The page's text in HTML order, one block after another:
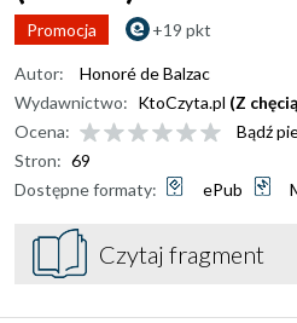
Promocja +19 pkt
Autor:
Honoré de Balzac
Wydawnictwo: KtoCzyta.pl (Z
Ocena:
Bądź
Stron: 69
Dostępne formaty:
ePub
Czytaj fragment